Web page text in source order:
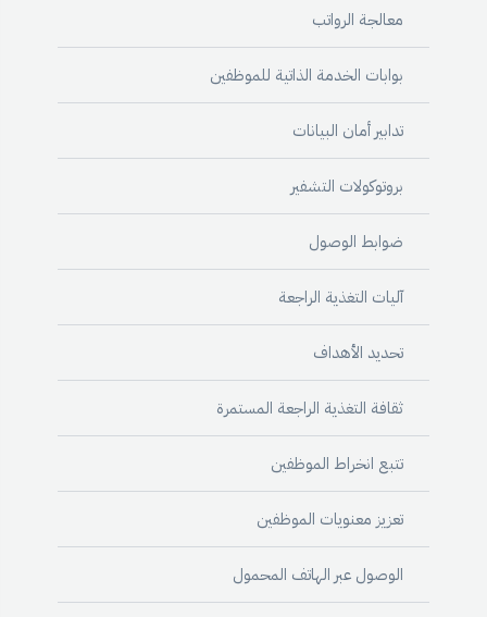
معالجة الرواتب
بوابات الخدمة الذاتية للموظفين
تدابير أمان البيانات
بروتوكولات التشفير
ضوابط الوصول
آليات التغذية الراجعة
تحديد الأهداف
ثقافة التغذية الراجعة المستمرة
تتبع انخراط الموظفين
تعزيز معنويات الموظفين
الوصول عبر الهاتف المحمول